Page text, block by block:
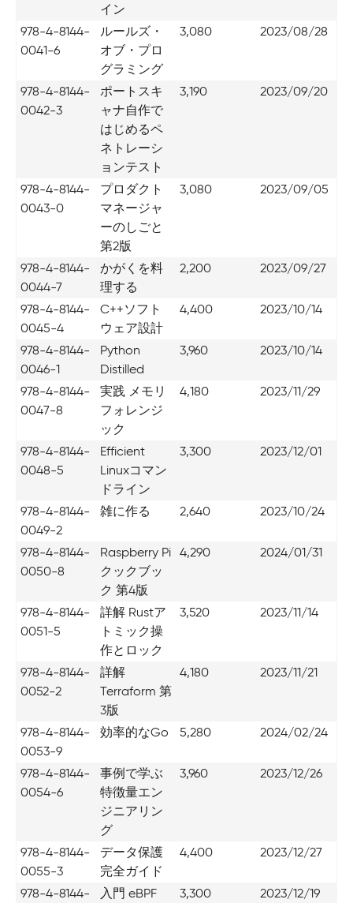
イン
978-4-8144-
0041-6
ルールズ・
オブ・プロ
グラミング
3,080 2023/08/28
978-4-8144-
0042-3
ポートスキ
ャナ自作で
はじめるペ
ネトレーシ
ョンテスト
3,190 2023/09/20
978-4-8144-
0043-0
プロダクト
マネージャ
ーのしごと
第2版
3,080 2023/09/05
978-4-8144-
0044-7
かがくを料
理する
2,200 2023/09/27
978-4-8144-
0045-4
C++ソフト
ウェア設計
4,400 2023/10/14
978-4-8144-
0046-1
Python
Distilled
3,960 2023/10/14
978-4-8144-
0047-8
実践 メモリ
フォレンジ
ック
4,180 2023/11/29
978-4-8144-
0048-5
Efficient
Linuxコマン
ドライン
3,300 2023/12/01
978-4-8144-
0049-2
雑に作る 2,640 2023/10/24
978-4-8144-
0050-8
Raspberry Pi
クックブッ
ク 第4版
4,290 2024/01/31
978-4-8144-
0051-5
詳解 Rustア
トミック操
作とロック
3,520 2023/11/14
978-4-8144-
0052-2
詳解
Terraform 第
3版
4,180 2023/11/21
978-4-8144-
0053-9
効率的なGo 5,280 2024/02/24
978-4-8144-
0054-6
事例で学ぶ
特徴量エン
ジニアリン
グ
3,960 2023/12/26
978-4-8144-
0055-3
データ保護
完全ガイド
4,400 2023/12/27
978-4-8144-
入門 eBPF 3,300 2023/12/19